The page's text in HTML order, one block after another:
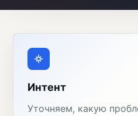
Интент
Уточняем, какую